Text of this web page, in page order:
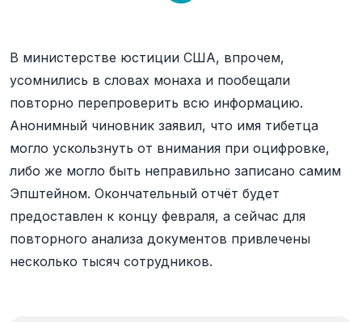
В министерстве юстиции США, впрочем,
усомнились в словах монаха и пообещали
повторно перепроверить всю информацию.
Анонимный чиновник заявил, что имя тибетца
могло ускользнуть от внимания при оцифровке,
либо же могло быть неправильно записано самим
Эпштейном. Окончательный отчёт будет
предоставлен к концу февраля, а сейчас для
повторного анализа документов привлечены
несколько тысяч сотрудников.